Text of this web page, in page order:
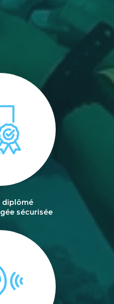
diplômé
sécurisée